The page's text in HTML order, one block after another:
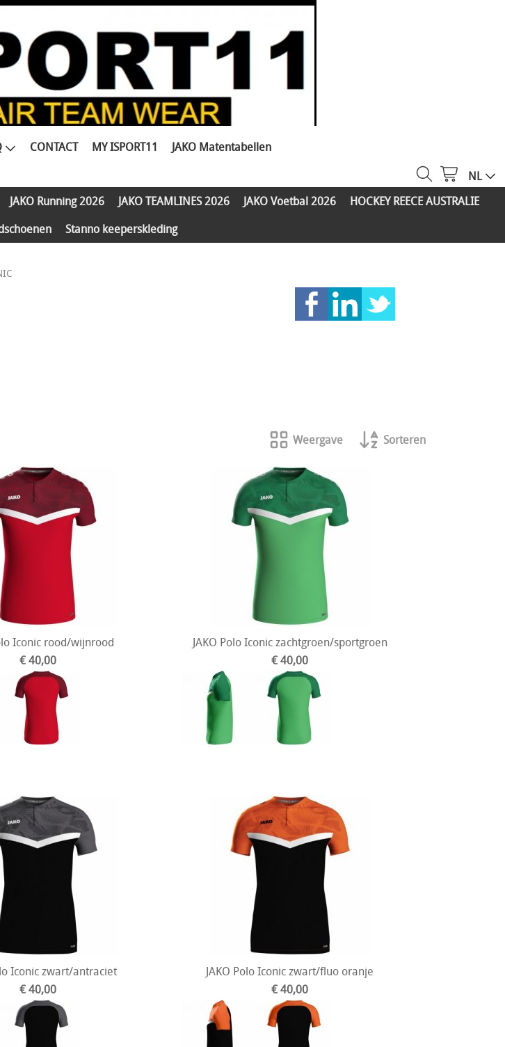
CONTACT MY ISPORT11
JAKO Matentabellen
NL
JAKO Running 2026 JAKO TEAMLINES 2026 JAKO Voetbal 2026
HOCKEY REECE AUSTRALIE
Stanno keeperskleding
Weergave Sorteren
Iconic rood/wijnrood
€ 40,00
JAKO Polo Iconic zachtgroen/sportgroen
€ 40,00
Iconic zwart/antraciet
€ 40,00
JAKO Polo Iconic zwart/fluo oranje
€ 40,00